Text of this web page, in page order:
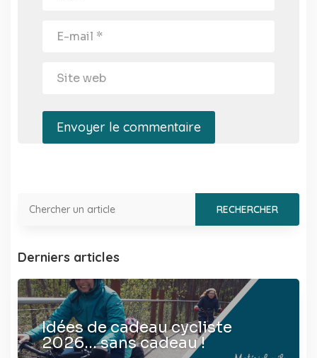
Envoyer le commentaire
Derniers articles
Idées de cadeau cycliste
2026… sans cadeau !